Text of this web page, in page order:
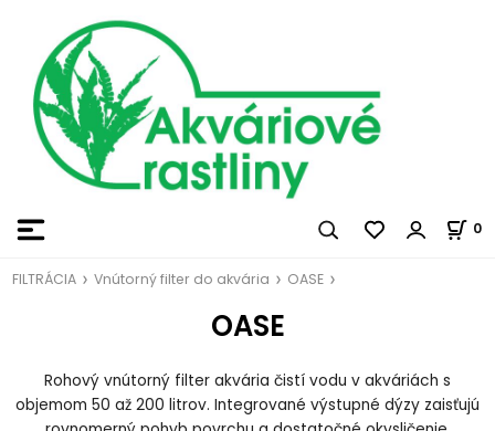
0
FILTRÁCIA Vnútorný filter do akvária OASE
OASE
Rohový vnútorný filter akvária čistí vodu v akváriách s
objemom 50 až 200 litrov. Integrované výstupné dýzy zaisťujú